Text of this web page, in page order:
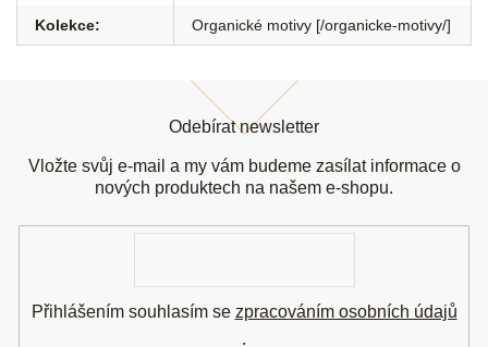
Kolekce: Organické motivy [/organicke-motivy/]
Odebírat newsletter
Vložte svůj e-mail a my vám budeme zasílat informace o
nových produktech na našem e-shopu.
Přihlášením souhlasím se zpracováním osobních údajů
.